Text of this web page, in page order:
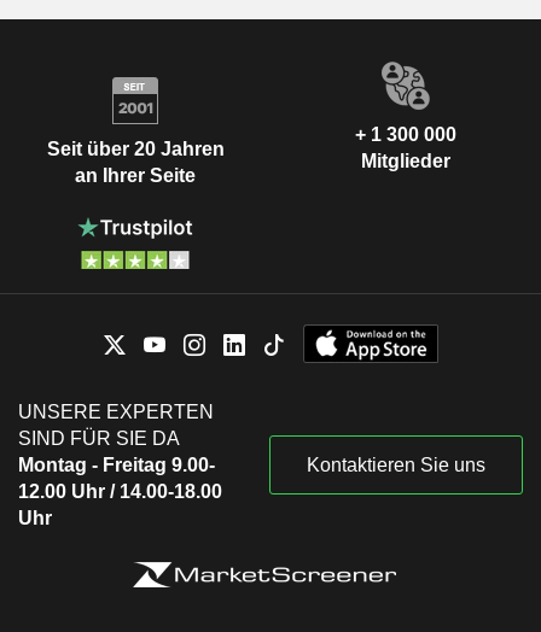
Seit über 20 Jahren
an Ihrer Seite
+ 1 300 000
Mitglieder
UNSERE EXPERTEN
SIND FÜR SIE DA
Montag - Freitag 9.00-
12.00 Uhr / 14.00-18.00
Uhr
Kontaktieren Sie uns